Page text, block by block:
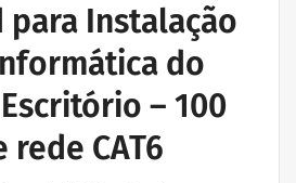
para Instalação
do
– 100
CAT6